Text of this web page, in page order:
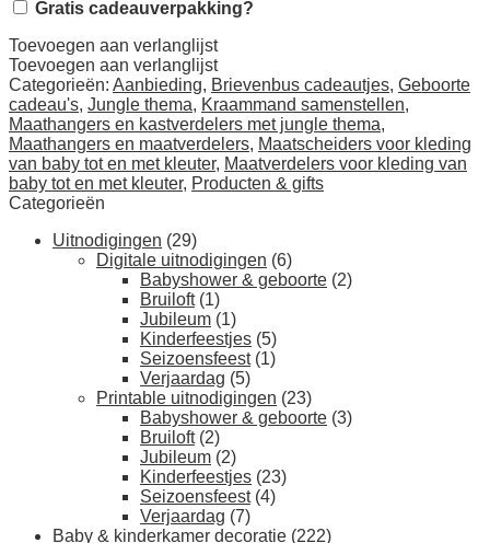
kind,
bladeren,
maat
50
tm
116
(0
tot
6
jaar)
Gratis cadeauverpakking?
Toevoegen aan verlanglijst
Toevoegen aan verlanglijst
Categorieën: Aanbieding, Brievenbus cadeautjes, Geboorte
cadeau's, Jungle thema, Kraammand samenstellen,
Maathangers en kastverdelers met jungle thema,
Maathangers en maatverdelers, Maatscheiders voor kleding
van baby tot en met kleuter, Maatverdelers voor kleding van
baby tot en met kleuter, Producten & gifts
Categorieën
Uitnodigingen (29)
Digitale uitnodigingen (6)
Babyshower & geboorte (2)
Bruiloft (1)
Jubileum (1)
Kinderfeestjes (5)
Seizoensfeest (1)
Verjaardag (5)
Printable uitnodigingen (23)
Babyshower & geboorte (3)
Bruiloft (2)
Jubileum (2)
Kinderfeestjes (23)
Seizoensfeest (4)
Verjaardag (7)
Baby & kinderkamer decoratie (222)